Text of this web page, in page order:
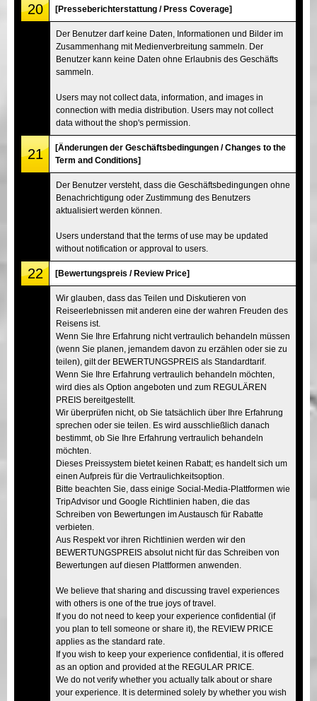
20 [Presseberichterstattung / Press Coverage]
Der Benutzer darf keine Daten, Informationen und Bilder im
Zusammenhang mit Medienverbreitung sammeln. Der
Benutzer kann keine Daten ohne Erlaubnis des Geschäfts
sammeln.
Users may not collect data, information, and images in
connection with media distribution. Users may not collect
data without the shop's permission.
21
[Änderungen der Geschäftsbedingungen / Changes to the
Term and Conditions]
Der Benutzer versteht, dass die Geschäftsbedingungen ohne
Benachrichtigung oder Zustimmung des Benutzers
aktualisiert werden können.
Users understand that the terms of use may be updated
without notification or approval to users.
22 [Bewertungspreis / Review Price]
Wir glauben, dass das Teilen und Diskutieren von
Reiseerlebnissen mit anderen eine der wahren Freuden des
Reisens ist.
Wenn Sie Ihre Erfahrung nicht vertraulich behandeln müssen
(wenn Sie planen, jemandem davon zu erzählen oder sie zu
teilen), gilt der BEWERTUNGSPREIS als Standardtarif.
Wenn Sie Ihre Erfahrung vertraulich behandeln möchten,
wird dies als Option angeboten und zum REGULÄREN
PREIS bereitgestellt.
Wir überprüfen nicht, ob Sie tatsächlich über Ihre Erfahrung
sprechen oder sie teilen. Es wird ausschließlich danach
bestimmt, ob Sie Ihre Erfahrung vertraulich behandeln
möchten.
Dieses Preissystem bietet keinen Rabatt; es handelt sich um
einen Aufpreis für die Vertraulichkeitsoption.
Bitte beachten Sie, dass einige Social-Media-Plattformen wie
TripAdvisor und Google Richtlinien haben, die das
Schreiben von Bewertungen im Austausch für Rabatte
verbieten.
Aus Respekt vor ihren Richtlinien werden wir den
BEWERTUNGSPREIS absolut nicht für das Schreiben von
Bewertungen auf diesen Plattformen anwenden.
We believe that sharing and discussing travel experiences
with others is one of the true joys of travel.
If you do not need to keep your experience confidential (if
you plan to tell someone or share it), the REVIEW PRICE
applies as the standard rate.
If you wish to keep your experience confidential, it is offered
as an option and provided at the REGULAR PRICE.
We do not verify whether you actually talk about or share
your experience. It is determined solely by whether you wish